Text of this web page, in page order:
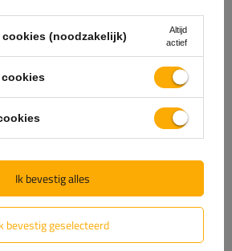
webshop van
EN AUTHENTICITEIT
koopt, kiest u ervoor om
fabrikant te kopen. U bent er
het product origineel is en dat
veilig is. Wij ontwerpen en
zelf, daarom bieden
ondersteuning en
tot originele reserveonderdelen.
oplossingen van de marktleider.
(noodzakelijk)
Altijd
actief
bevestig geselecteerd
Ik bevestig alles